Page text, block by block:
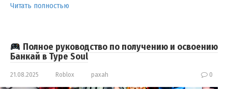
Читать полностью
Полное руководство по получению и освоению
Банкай в Type Soul
21.08.2025 Roblox paxah 0